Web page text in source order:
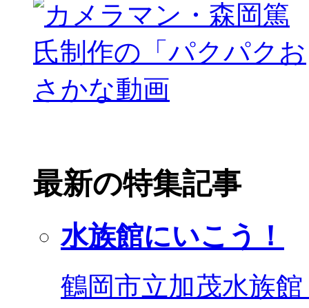
最新の特集記事
水族館にいこう！
鶴岡市立加茂水族